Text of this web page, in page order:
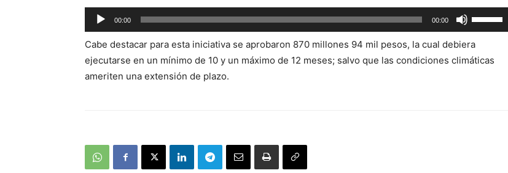
disminuir
el
Reproductor
de
audio
00:00 00:00
las
teclas
de
Cabe destacar para esta iniciativa se aprobaron 870 millones 94 mil pesos, la cual debiera
ejecutarse en un mínimo de 10 y un máximo de 12 meses; salvo que las condiciones climáticas
ameriten una extensión de plazo.